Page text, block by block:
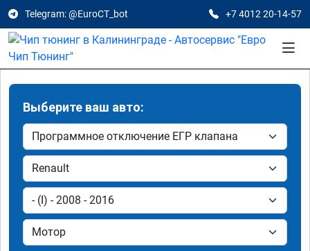
Telegram: @EuroCT_bot +7 4012 20-14-57
Выберите ваш авто: